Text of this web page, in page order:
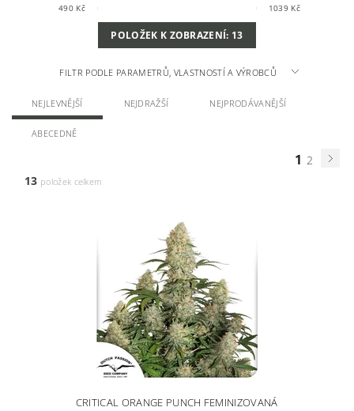
490 Kč 1039 Kč
POLOŽEK K ZOBRAZENÍ: 13
FILTR PODLE PARAMETRŮ, VLASTNOSTÍ A VÝROBCŮ
NEJLEVNĚJŠÍ NEJDRAŽŠÍ NEJPRODÁVANĚJŠÍ
ABECEDNĚ
1 2
13 položek celkem
CRITICAL ORANGE PUNCH FEMINIZOVANÁ